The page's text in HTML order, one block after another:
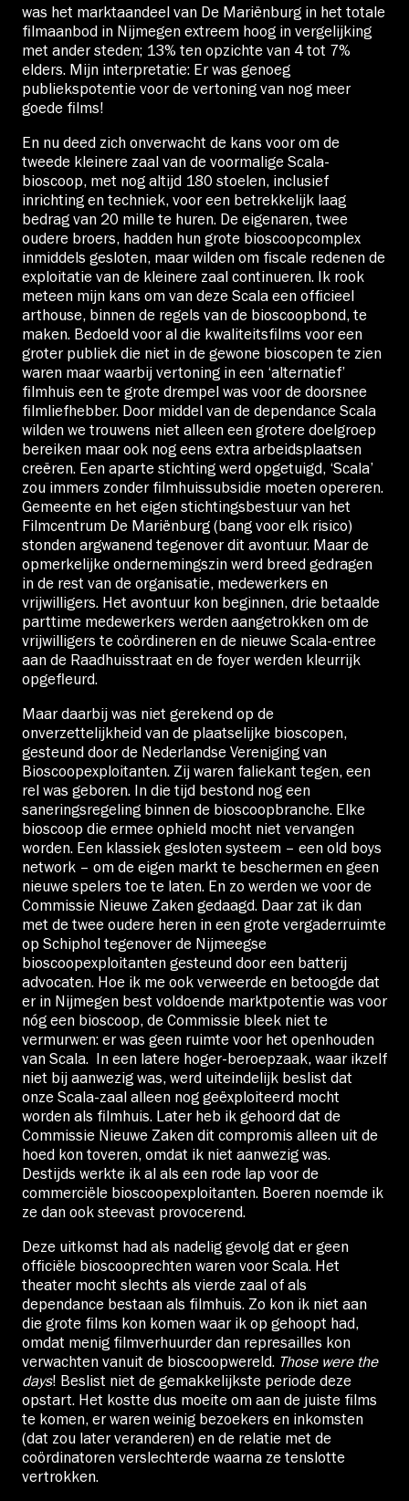
was het marktaandeel van De Mariënburg in het totale
filmaanbod in Nijmegen extreem hoog in vergelijking
met ander steden; 13% ten opzichte van 4 tot 7%
elders. Mijn interpretatie: Er was genoeg
publiekspotentie voor de vertoning van nog meer
goede films!
En nu deed zich onverwacht de kans voor om de
tweede kleinere zaal van de voormalige Scala-
bioscoop, met nog altijd 180 stoelen, inclusief
inrichting en techniek, voor een betrekkelijk laag
bedrag van 20 mille te huren. De eigenaren, twee
oudere broers, hadden hun grote bioscoopcomplex
inmiddels gesloten, maar wilden om fiscale redenen de
exploitatie van de kleinere zaal continueren. Ik rook
meteen mijn kans om van deze Scala een officieel
arthouse, binnen de regels van de bioscoopbond, te
maken. Bedoeld voor al die kwaliteitsfilms voor een
groter publiek die niet in de gewone bioscopen te zien
waren maar waarbij vertoning in een ‘alternatief’
filmhuis een te grote drempel was voor de doorsnee
filmliefhebber. Door middel van de dependance Scala
wilden we trouwens niet alleen een grotere doelgroep
bereiken maar ook nog eens extra arbeidsplaatsen
creëren. Een aparte stichting werd opgetuigd, ‘Scala’
zou immers zonder filmhuissubsidie moeten opereren.
Gemeente en het eigen stichtingsbestuur van het
Filmcentrum De Mariënburg (bang voor elk risico)
stonden argwanend tegenover dit avontuur. Maar de
opmerkelijke ondernemingszin werd breed gedragen
in de rest van de organisatie, medewerkers en
vrijwilligers. Het avontuur kon beginnen, drie betaalde
parttime medewerkers werden aangetrokken om de
vrijwilligers te coördineren en de nieuwe Scala-entree
aan de Raadhuisstraat en de foyer werden kleurrijk
opgefleurd.
Maar daarbij was niet gerekend op de
onverzettelijkheid van de plaatselijke bioscopen,
gesteund door de Nederlandse Vereniging van
Bioscoopexploitanten. Zij waren faliekant tegen, een
rel was geboren. In die tijd bestond nog een
saneringsregeling binnen de bioscoopbranche. Elke
bioscoop die ermee ophield mocht niet vervangen
worden. Een klassiek gesloten systeem – een old boys
network – om de eigen markt te beschermen en geen
nieuwe spelers toe te laten. En zo werden we voor de
Commissie Nieuwe Zaken gedaagd. Daar zat ik dan
met de twee oudere heren in een grote vergaderruimte
op Schiphol tegenover de Nijmeegse
bioscoopexploitanten gesteund door een batterij
advocaten. Hoe ik me ook verweerde en betoogde dat
er in Nijmegen best voldoende marktpotentie was voor
nóg een bioscoop, de Commissie bleek niet te
vermurwen: er was geen ruimte voor het openhouden
van Scala. In een latere hoger-beroepzaak, waar ikzelf
niet bij aanwezig was, werd uiteindelijk beslist dat
onze Scala-zaal alleen nog geëxploiteerd mocht
worden als filmhuis. Later heb ik gehoord dat de
Commissie Nieuwe Zaken dit compromis alleen uit de
hoed kon toveren, omdat ik niet aanwezig was.
Destijds werkte ik al als een rode lap voor de
commerciële bioscoopexploitanten. Boeren noemde ik
ze dan ook steevast provocerend.
Deze uitkomst had als nadelig gevolg dat er geen
officiële bioscooprechten waren voor Scala. Het
theater mocht slechts als vierde zaal of als
dependance bestaan als filmhuis. Zo kon ik niet aan
die grote films kon komen waar ik op gehoopt had,
omdat menig filmverhuurder dan represailles kon
verwachten vanuit de bioscoopwereld. Those were the
days! Beslist niet de gemakkelijkste periode deze
opstart. Het kostte dus moeite om aan de juiste films
te komen, er waren weinig bezoekers en inkomsten
(dat zou later veranderen) en de relatie met de
coördinatoren verslechterde waarna ze tenslotte
vertrokken.